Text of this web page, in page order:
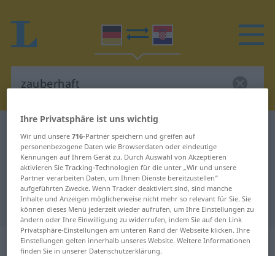
Deutsch-Kroatisch Übersetzung für
"zauberhaft"
"zauberhaft" Kroatisch Übersetzung
„zauberhaft“: Adjektiv
Ihre Privatsphäre ist uns wichtig
Wir und unsere716-Partner speichern und greifen auf
personenbezogene Daten wie Browserdaten oder eindeutige
Kennungen auf Ihrem Gerät zu. Durch Auswahl von Akzeptieren
aktivieren Sie Tracking-Technologien für die unter „Wir und unsere
Partner verarbeiten Daten, um Ihnen Dienste bereitzustellen“
aufgeführten Zwecke. Wenn Tracker deaktiviert sind, sind manche
Inhalte und Anzeigen möglicherweise nicht mehr so relevant für Sie. Sie
können dieses Menü jederzeit wieder aufrufen, um Ihre Einstellungen zu
ändern oder Ihre Einwilligung zu widerrufen, indem Sie auf den Link
Privatsphäre-Einstellungen am unteren Rand der Webseite klicken. Ihre
Einstellungen gelten innerhalb unseres Website. Weitere Informationen
finden Sie in unserer Datenschutzerklärung.